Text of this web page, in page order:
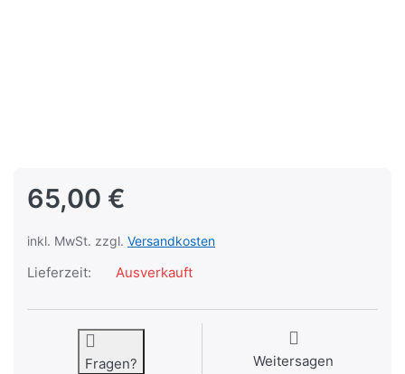
65,00 €
inkl. MwSt. zzgl. Versandkosten
Lieferzeit: Ausverkauft
Fragen? Weitersagen